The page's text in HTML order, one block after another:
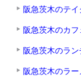
阪急茨木のテイ
阪急茨木のカフ
阪急茨木のラン
阪急茨木のラー